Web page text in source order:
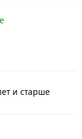
и старше